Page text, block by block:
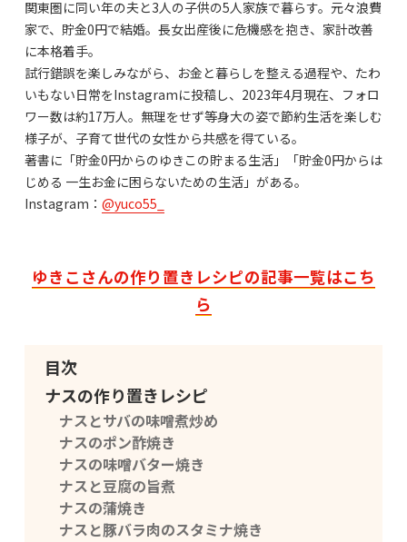
関東圏に同い年の夫と3人の子供の5人家族で暮らす。元々浪費
家で、貯金0円で結婚。長女出産後に危機感を抱き、家計改善
に本格着手。
試行錯誤を楽しみながら、お金と暮らしを整える過程や、たわ
いもない日常をInstagramに投稿し、2023年4月現在、フォロ
ワー数は約17万人。無理をせず等身大の姿で節約生活を楽しむ
様子が、子育て世代の女性から共感を得ている。
著書に「貯金0円からのゆきこの貯まる生活」「貯金0円からは
じめる 一生お金に困らないための生活」がある。
Instagram： @yuco55_
ゆきこさんの作り置きレシピの記事一覧はこち
ら
目次
ナスの作り置きレシピ
ナスとサバの味噌煮炒め
ナスのポン酢焼き
ナスの味噌バター焼き
ナスと豆腐の旨煮
ナスの蒲焼き
ナスと豚バラ肉のスタミナ焼き